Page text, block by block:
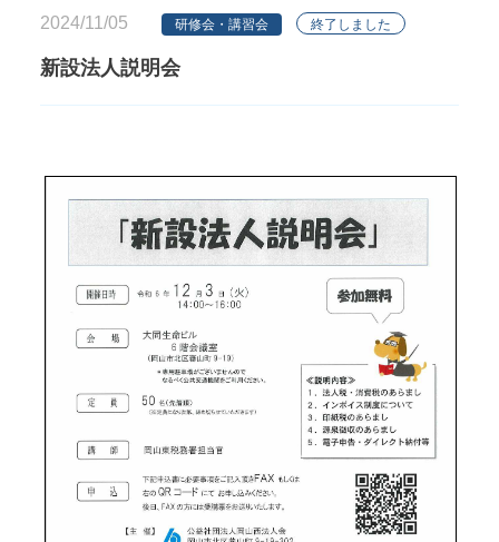
2024/11/05 研修会・講習会 終了しました
新設法人説明会